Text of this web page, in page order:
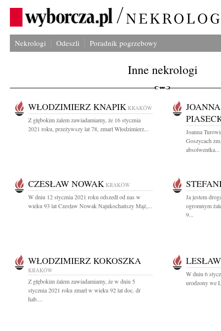
Nekrologi Odeszli Poradnik pogrzebowy
Inne nekrologi
WŁODZIMIERZ KNAPIK KRAKÓW
Z głębokim żalem zawiadamiamy, że 16 stycznia
2021 roku, przeżywszy lat 78, zmarł Włodzimierz...
Joanna
Goszycach
absolwentka...
CZESŁAW NOWAK KRAKÓW
W dniu 12 stycznia 2021 roku odszedł od nas w
wieku 93 lat Czesław Nowak Najukochańszy Mąż,...
Ja jestem
ogromnym
9...
WŁODZIMIERZ KOKOSZKA
KRAKÓW
Z głębokim żalem zawiadamiamy, że w dniu 5
stycznia 2021 roku zmarł w wieku 92 lat doc. dr
hab....
W dniu 6
urodzony we